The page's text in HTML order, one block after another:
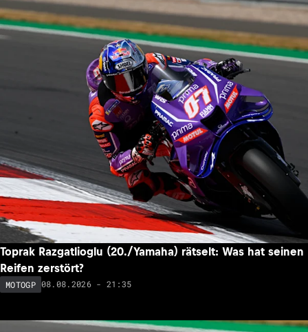
Toprak Razgatlioglu (20./Yamaha) rätselt: Was hat seinen
Reifen zerstört?
MOTOGP 08.08.2026 - 21:35